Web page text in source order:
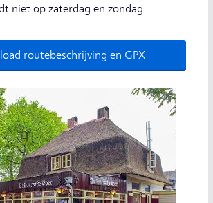
niet op zaterdag en zondag.
routebeschrijving en GPX